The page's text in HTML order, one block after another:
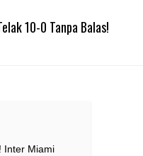
10-0 Tanpa Balas!
Inter Miami